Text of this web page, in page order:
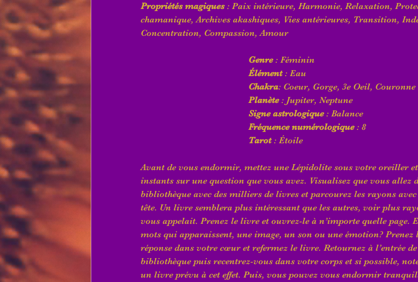
Propriétés magiques : Paix intérieure, Harmonie, Relaxation,
chamanique, Archives akashiques, Vies antérieures, Transition,
Concentration, Compassion, Amour
Genre : Féminin
Élément : Eau
Chakra: Coeur, Gorge, 3e Oeil, Couronne
Planète : Jupiter, Neptune
Signe astrologique : Balance
Fréquence numérologique : 8
Tarot : Étoile
Avant de vous endormir, mettez une Lépidolite sous votre oreiller
instants sur une question que vous avez. Visualisez que vous allez
bibliothèque avec des milliers de livres et parcourez les rayons
tête. Un livre semblera plus intéressant que les autres, voir plus
vous appelait. Prenez le livre et ouvrez-le à n’importe quelle page.
mots qui apparaissent, une image, un son ou une émotion? Prenez
réponse dans votre cœur et refermez le livre. Retournez à l’entrée
bibliothèque puis recentrez-vous dans votre corps et si possible,
un livre prévu à cet effet. Puis, vous pouvez vous endormir